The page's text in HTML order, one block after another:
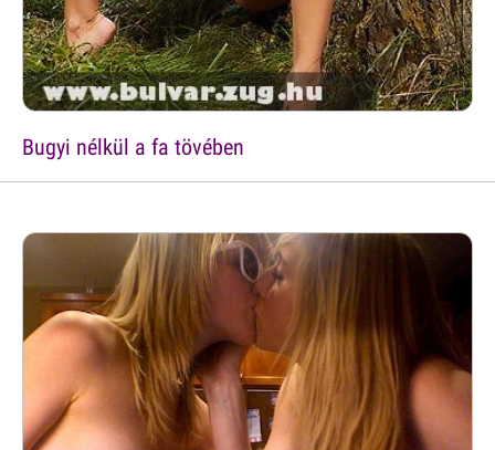
Bugyi nélkül a fa tövében